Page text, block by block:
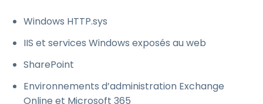
Windows HTTP.sys
IIS et services Windows exposés au web
SharePoint
Environnements d’administration Exchange
Online et Microsoft 365